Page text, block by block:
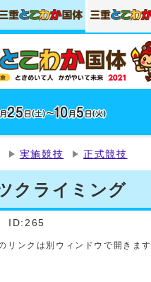
実施競技 正式競技
クライミング
ID:265
リンクは別ウィンドウで開きます